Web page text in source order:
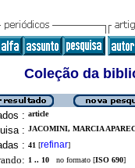
Coleção da
: article
: JACOMINI, MARCIA
: 41 [refinar]
1 .. 10 no formato [ISO 690]